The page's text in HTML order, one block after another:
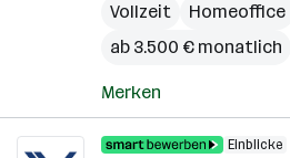
Vollzeit
Homeoffice
ab 3.500 € monatlich
Merken
Einblicke